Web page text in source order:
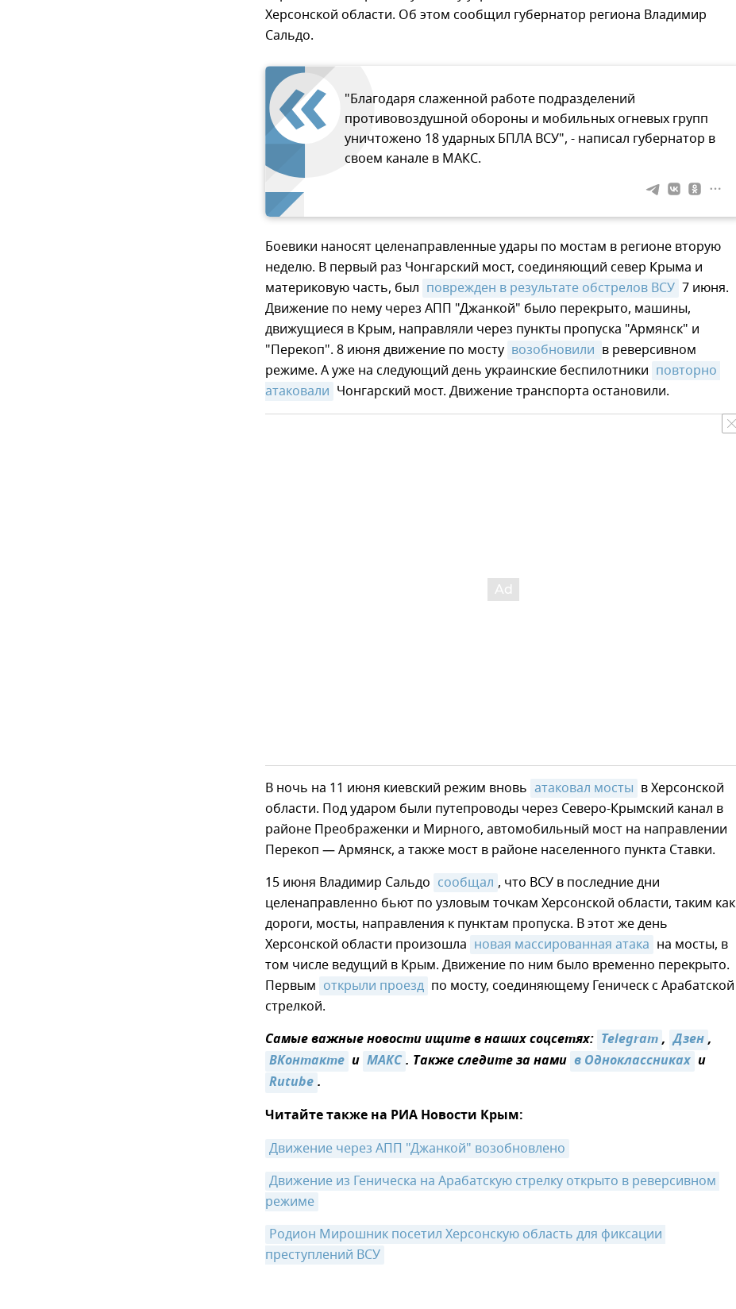
Херсонской области. Об этом сообщил губернатор региона Владимир
Сальдо.
"Благодаря слаженной работе подразделений
противовоздушной обороны и мобильных огневых групп
уничтожено 18 ударных БПЛА ВСУ", - написал губернатор в
своем канале в МАКС.
Боевики наносят целенаправленные удары по мостам в регионе вторую
неделю. В первый раз Чонгарский мост, соединяющий север Крыма и
материковую часть, был поврежден в результате обстрелов ВСУ 7 июня.
Движение по нему через АПП "Джанкой" было перекрыто, машины,
движущиеся в Крым, направляли через пункты пропуска "Армянск" и
"Перекоп". 8 июня движение по мосту возобновили в реверсивном
режиме. А уже на следующий день украинские беспилотники повторно
атаковали Чонгарский мост. Движение транспорта остановили.
В ночь на 11 июня киевский режим вновь атаковал мосты в Херсонской
области. Под ударом были путепроводы через Северо-Крымский канал в
районе Преображенки и Мирного, автомобильный мост на направлении
Перекоп — Армянск, а также мост в районе населенного пункта Ставки.
15 июня Владимир Сальдо сообщал , что ВСУ в последние дни
целенаправленно бьют по узловым точкам Херсонской области, таким как
дороги, мосты, направления к пунктам пропуска. В этот же день
Херсонской области произошла новая массированная атака на мосты, в
том числе ведущий в Крым. Движение по ним было временно перекрыто.
Первым открыли проезд по мосту, соединяющему Геническ с Арабатской
стрелкой.
Самые важные новости ищите в наших соцсетях: Telegram, Дзен,
ВКонтакте и МАКС. Также следите за нами в Одноклассниках и
Rutube.
Читайте также на РИА Новости Крым:
Движение через АПП "Джанкой" возобновлено
Движение из Геническа на Арабатскую стрелку открыто в реверсивном
режиме
Родион Мирошник посетил Херсонскую область для фиксации
преступлений ВСУ